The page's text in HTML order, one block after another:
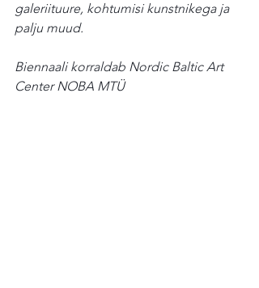
galeriituure, kohtumisi kunstnikega ja
palju muud.
Biennaali korraldab Nordic Baltic Art
Center NOBA MTÜ